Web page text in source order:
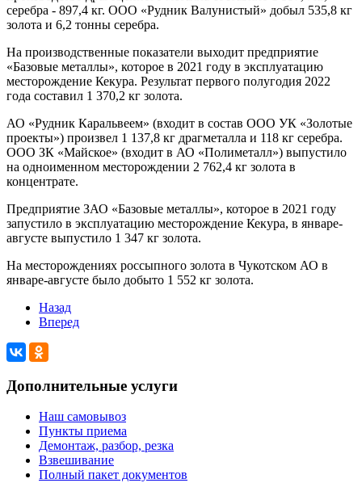
серебра - 897,4 кг. ООО «Рудник Валунистый» добыл 535,8 кг
золота и 6,2 тонны серебра.
На производственные показатели выходит предприятие
«Базовые металлы», которое в 2021 году в эксплуатацию
месторождение Кекура. Результат первого полугодия 2022
года составил 1 370,2 кг золота.
АО «Рудник Каральвеем» (входит в состав ООО УК «Золотые
проекты») произвел 1 137,8 кг драгметалла и 118 кг серебра.
ООО ЗК «Майское» (входит в АО «Полиметалл») выпустило
на одноименном месторождении 2 762,4 кг золота в
концентрате.
Предприятие ЗАО «Базовые металлы», которое в 2021 году
запустило в эксплуатацию месторождение Кекура, в январе-
августе выпустило 1 347 кг золота.
На месторождениях россыпного золота в Чукотском АО в
январе-августе было добыто 1 552 кг золота.
Назад
Вперед
Дополнительные услуги
Наш самовывоз
Пункты приема
Демонтаж, разбор, резка
Взвешивание
Полный пакет документов